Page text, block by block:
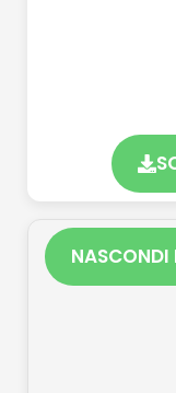
NASCONDI